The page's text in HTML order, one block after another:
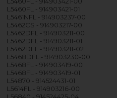
L5460FL - 914903421-01
L5461NFL - 914903237-00
L5462CS - 914903217-00
L5462DFL - 914903211-00
L5462DFL - 914903211-01
L5462DFL - 914903211-02
L5468DFL - 914903230-00
L5468FL - 914903419-00
L5468FL - 914903419-01
L54870 - 914524431-01
L5614FL - 914903216-00